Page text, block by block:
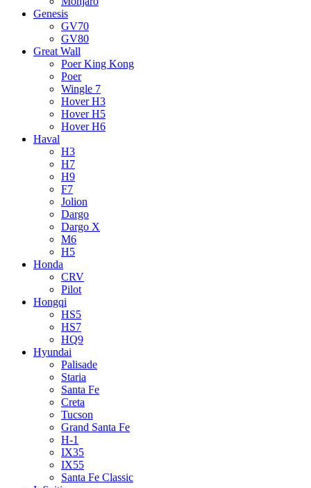
Genesis
GV70
GV80
Great Wall
Poer King Kong
Poer
Wingle 7
Hover H3
Hover H5
Hover H6
Haval
H3
H7
H9
F7
Jolion
Dargo
Dargo X
M6
H5
Honda
CRV
Pilot
Hongqi
HS5
HS7
HQ9
Hyundai
Palisade
Staria
Santa Fe
Creta
Tucson
Grand Santa Fe
H-1
IX35
IX55
Santa Fe Classic